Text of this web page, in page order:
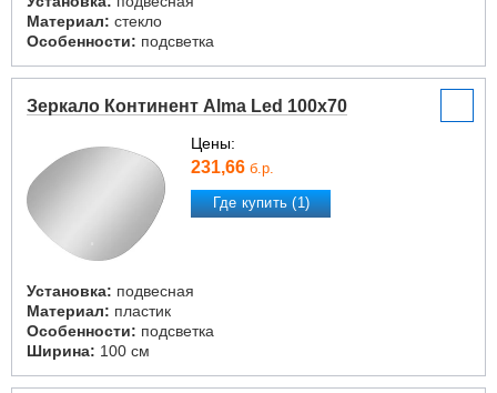
Материал: стекло
Особенности: подсветка
Зеркало Континент Alma Led 100x70
Цены:
231,66 б.р.
Где купить (1)
Установка: подвесная
Материал: пластик
Особенности: подсветка
Ширина: 100 см